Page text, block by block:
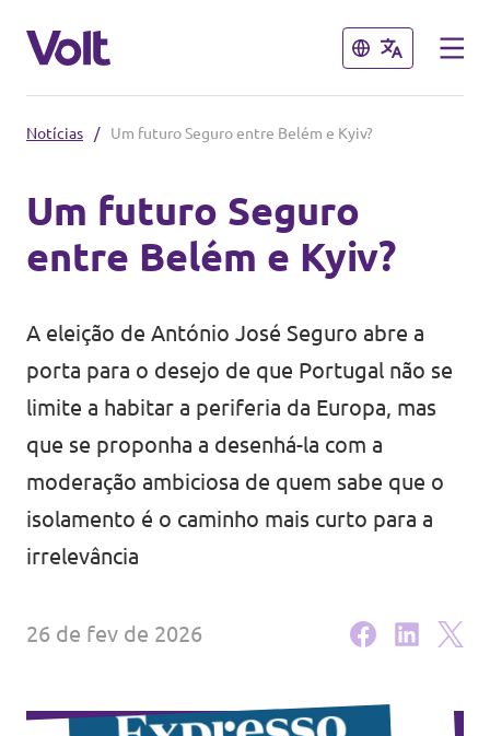
Fechar
Volt Espanha
Volt Países Baixos
Volt Alemanha
Volt Bélgica
Volt França
Fechar
Políticas
Sobre o Volt
Pessoas
Notícias
Eventos
Junta-te ao Volt!
Notícias / Um futuro Seguro entre Belém e Kyiv?
Um futuro Seguro
entre Belém e Kyiv?
A eleição de António José Seguro abre a
porta para o desejo de que Portugal não se
limite a habitar a periferia da Europa, mas
que se proponha a desenhá-la com a
moderação ambiciosa de quem sabe que o
isolamento é o caminho mais curto para a
irrelevância
26 de fev de 2026